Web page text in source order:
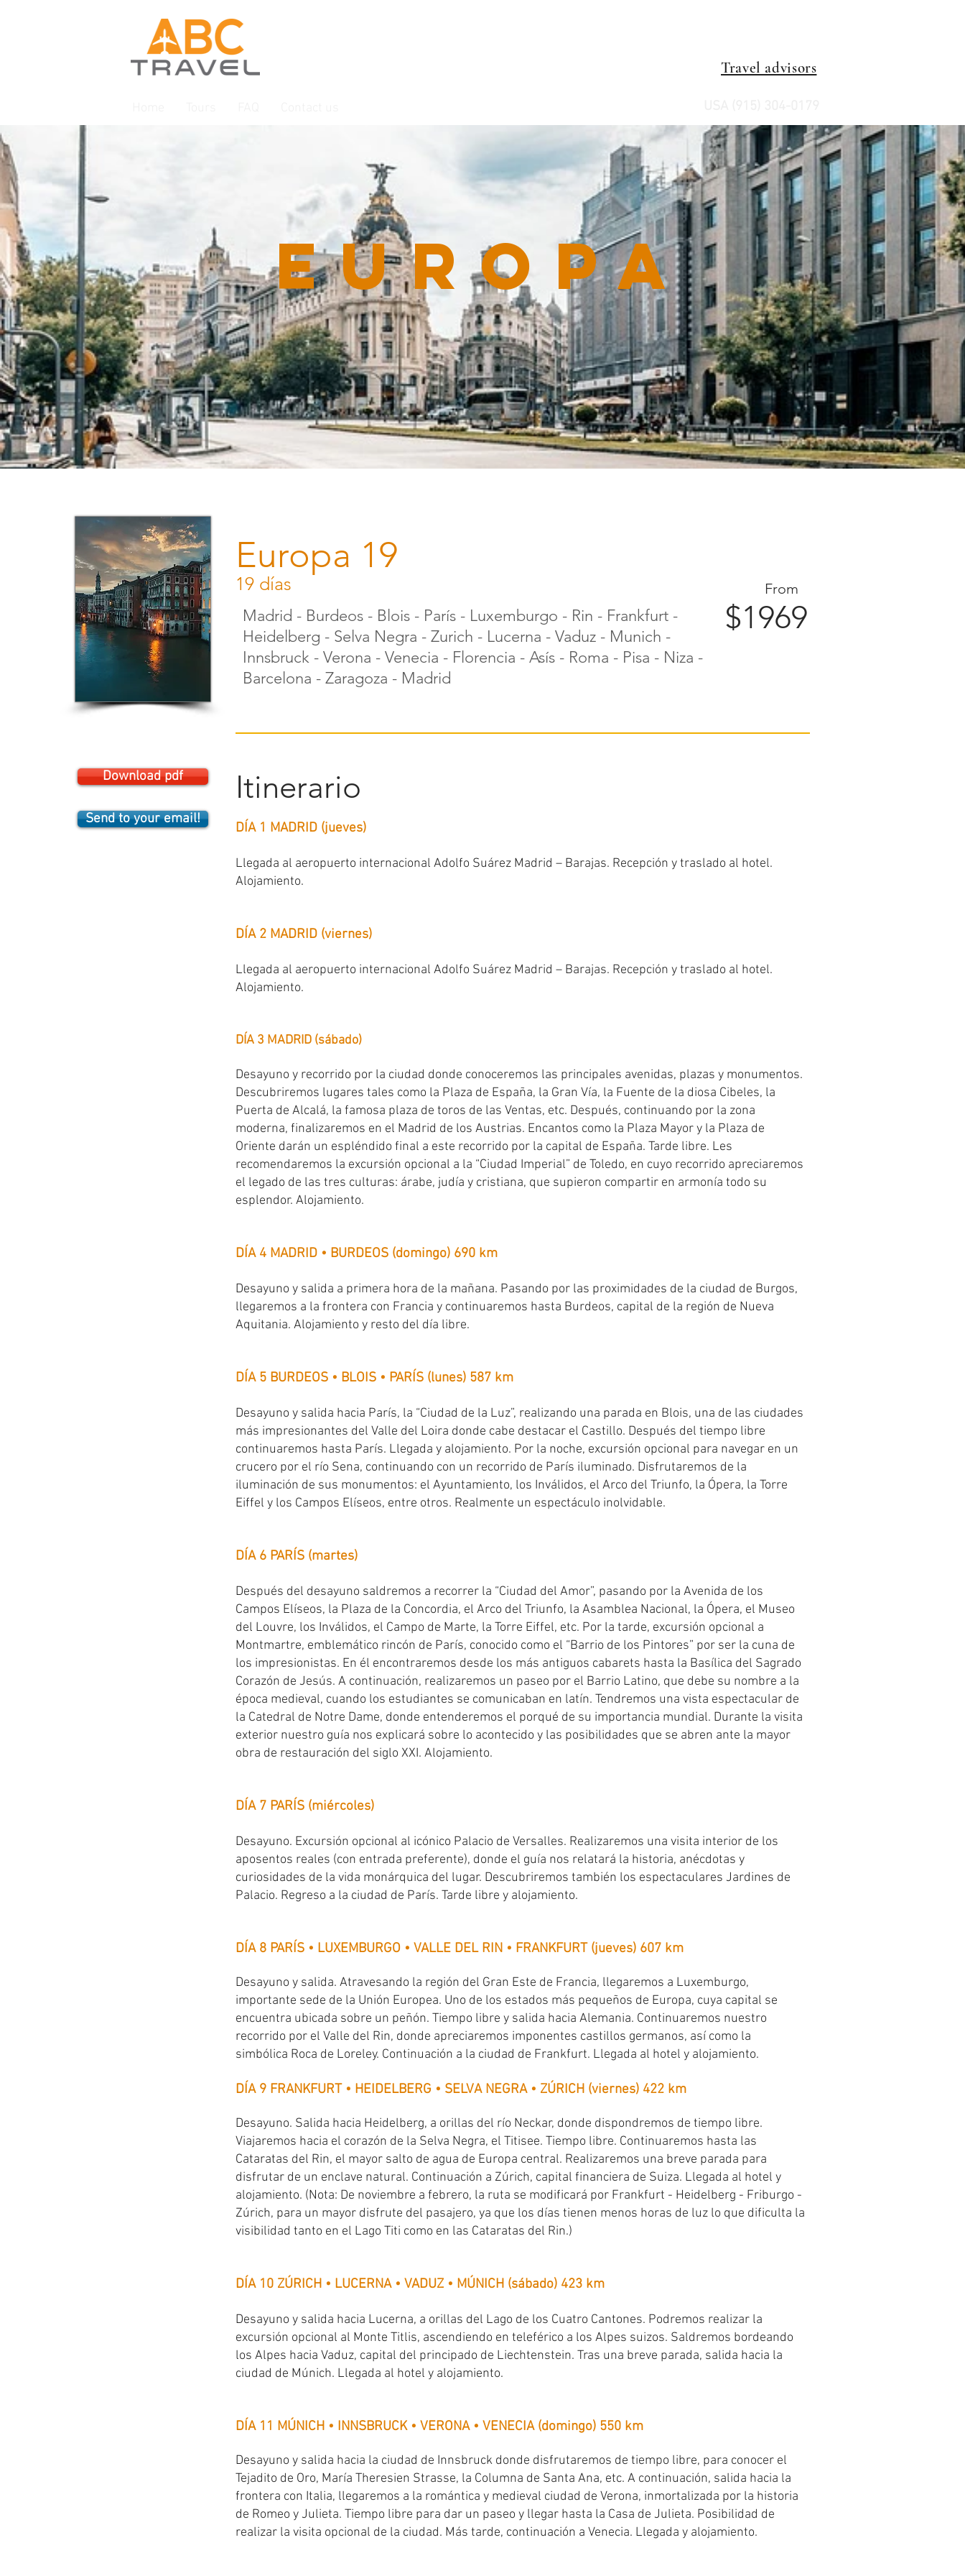
Travel advisors
Europa
Europa 19
19 días
Madrid - Burdeos - Blois - París - Luxemburgo - Rin - Frankfurt -
Heidelberg - Selva Negra - Zurich - Lucerna - Vaduz - Munich -
Innsbruck - Verona - Venecia - Florencia - Asís - Roma - Pisa - Niza -
Barcelona - Zaragoza - Madrid
From
$1969
Download pdf
Send to your email!
Itinerario
DÍA 1 MADRID (jueves)
Llegada al aeropuerto internacional Adolfo Suárez Madrid – Barajas. Recepción y traslado al hotel.
Alojamiento.
DÍA 2 MADRID (viernes)
Llegada al aeropuerto internacional Adolfo Suárez Madrid – Barajas. Recepción y traslado al hotel.
Alojamiento.
DÍA 3 MADRID (sábado)
Desayuno y recorrido por la ciudad donde conoceremos las principales avenidas, plazas y monumentos.
Descubriremos lugares tales como la Plaza de España, la Gran Vía, la Fuente de la diosa Cibeles, la
Puerta de Alcalá, la famosa plaza de toros de las Ventas, etc. Después, continuando por la zona
moderna, finalizaremos en el Madrid de los Austrias. Encantos como la Plaza Mayor y la Plaza de
Oriente darán un espléndido final a este recorrido por la capital de España. Tarde libre. Les
recomendaremos la excursión opcional a la “Ciudad Imperial” de Toledo, en cuyo recorrido apreciaremos
el legado de las tres culturas: árabe, judía y cristiana, que supieron compartir en armonía todo su
esplendor. Alojamiento.
DÍA 4 MADRID • BURDEOS (domingo) 690 km
Desayuno y salida a primera hora de la mañana. Pasando por las proximidades de la ciudad de Burgos,
llegaremos a la frontera con Francia y continuaremos hasta Burdeos, capital de la región de Nueva
Aquitania. Alojamiento y resto del día libre.
DÍA 5 BURDEOS • BLOIS • PARÍS (lunes) 587 km
Desayuno y salida hacia París, la “Ciudad de la Luz”, realizando una parada en Blois, una de las ciudades
más impresionantes del Valle del Loira donde cabe destacar el Castillo. Después del tiempo libre
continuaremos hasta París. Llegada y alojamiento. Por la noche, excursión opcional para navegar en un
crucero por el río Sena, continuando con un recorrido de París iluminado. Disfrutaremos de la
iluminación de sus monumentos: el Ayuntamiento, los Inválidos, el Arco del Triunfo, la Ópera, la Torre
Eiffel y los Campos Elíseos, entre otros. Realmente un espectáculo inolvidable.
DÍA 6 PARÍS (martes)
Después del desayuno saldremos a recorrer la “Ciudad del Amor”, pasando por la Avenida de los
Campos Elíseos, la Plaza de la Concordia, el Arco del Triunfo, la Asamblea Nacional, la Ópera, el Museo
del Louvre, los Inválidos, el Campo de Marte, la Torre Eiffel, etc. Por la tarde, excursión opcional a
Montmartre, emblemático rincón de París, conocido como el “Barrio de los Pintores” por ser la cuna de
los impresionistas. En él encontraremos desde los más antiguos cabarets hasta la Basílica del Sagrado
Corazón de Jesús. A continuación, realizaremos un paseo por el Barrio Latino, que debe su nombre a la
época medieval, cuando los estudiantes se comunicaban en latín. Tendremos una vista espectacular de
la Catedral de Notre Dame, donde entenderemos el porqué de su importancia mundial. Durante la visita
exterior nuestro guía nos explicará sobre lo acontecido y las posibilidades que se abren ante la mayor
obra de restauración del siglo XXI. Alojamiento.
DÍA 7 PARÍS (miércoles)
Desayuno. Excursión opcional al icónico Palacio de Versalles. Realizaremos una visita interior de los
aposentos reales (con entrada preferente), donde el guía nos relatará la historia, anécdotas y
curiosidades de la vida monárquica del lugar. Descubriremos también los espectaculares Jardines de
Palacio. Regreso a la ciudad de París. Tarde libre y alojamiento.
DÍA 8 PARÍS • LUXEMBURGO • VALLE DEL RIN • FRANKFURT (jueves) 607 km
Desayuno y salida. Atravesando la región del Gran Este de Francia, llegaremos a Luxemburgo,
importante sede de la Unión Europea. Uno de los estados más pequeños de Europa, cuya capital se
encuentra ubicada sobre un peñón. Tiempo libre y salida hacia Alemania. Continuaremos nuestro
recorrido por el Valle del Rin, donde apreciaremos imponentes castillos germanos, así como la
simbólica Roca de Loreley. Continuación a la ciudad de Frankfurt. Llegada al hotel y alojamiento.
DÍA 9 FRANKFURT • HEIDELBERG • SELVA NEGRA • ZÚRICH (viernes) 422 km
Desayuno. Salida hacia Heidelberg, a orillas del río Neckar, donde dispondremos de tiempo libre.
Viajaremos hacia el corazón de la Selva Negra, el Titisee. Tiempo libre. Continuaremos hasta las
Cataratas del Rin, el mayor salto de agua de Europa central. Realizaremos una breve parada para
disfrutar de un enclave natural. Continuación a Zúrich, capital financiera de Suiza. Llegada al hotel y
alojamiento. (Nota: De noviembre a febrero, la ruta se modificará por Frankfurt - Heidelberg - Friburgo -
Zúrich, para un mayor disfrute del pasajero, ya que los días tienen menos horas de luz lo que dificulta la
visibilidad tanto en el Lago Titi como en las Cataratas del Rin.)
DÍA 10 ZÚRICH • LUCERNA • VADUZ • MÚNICH (sábado) 423 km
Desayuno y salida hacia Lucerna, a orillas del Lago de los Cuatro Cantones. Podremos realizar la
excursión opcional al Monte Titlis, ascendiendo en teleférico a los Alpes suizos. Saldremos bordeando
los Alpes hacia Vaduz, capital del principado de Liechtenstein. Tras una breve parada, salida hacia la
ciudad de Múnich. Llegada al hotel y alojamiento.
DÍA 11 MÚNICH • INNSBRUCK • VERONA • VENECIA (domingo) 550 km
Desayuno y salida hacia la ciudad de Innsbruck donde disfrutaremos de tiempo libre, para conocer el
Tejadito de Oro, María Theresien Strasse, la Columna de Santa Ana, etc. A continuación, salida hacia la
frontera con Italia, llegaremos a la romántica y medieval ciudad de Verona, inmortalizada por la historia
de Romeo y Julieta. Tiempo libre para dar un paseo y llegar hasta la Casa de Julieta. Posibilidad de
realizar la visita opcional de la ciudad. Más tarde, continuación a Venecia. Llegada y alojamiento.